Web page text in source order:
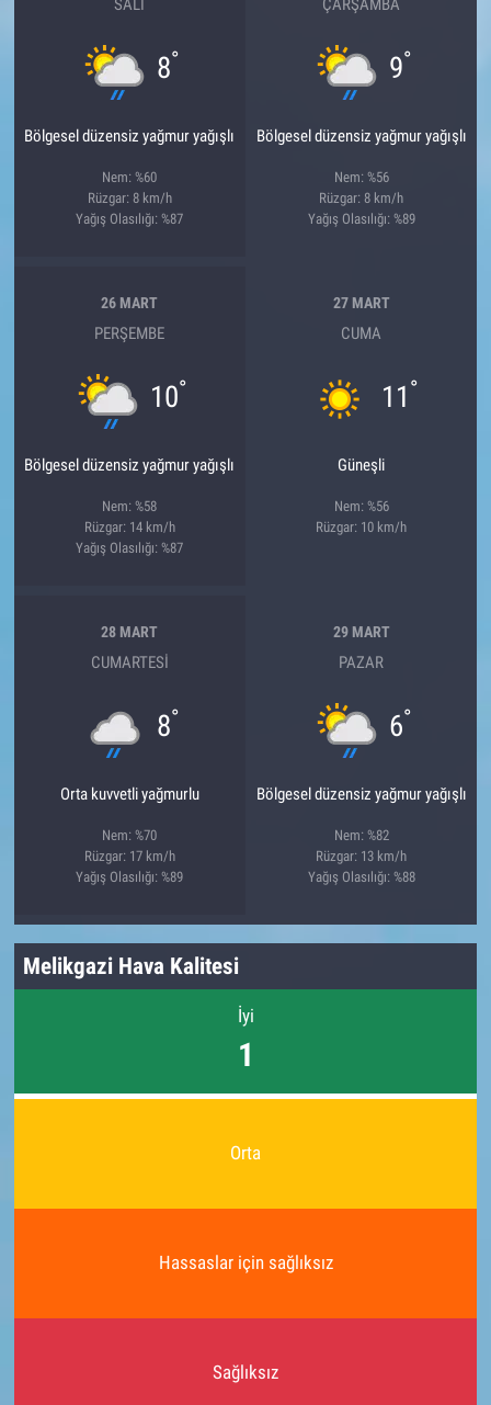
SALI
8°
Bölgesel düzensiz yağmur yağışlı
Nem: %60
Rüzgar: 8 km/h
Yağış Olasılığı: %87
ÇARŞAMBA
9°
Bölgesel düzensiz yağmur yağışlı
Nem: %56
Rüzgar: 8 km/h
Yağış Olasılığı: %89
26 MART
PERŞEMBE
10°
Bölgesel düzensiz yağmur yağışlı
Nem: %58
Rüzgar: 14 km/h
Yağış Olasılığı: %87
27 MART
CUMA
11 °
Güneşli
Nem: %56
Rüzgar: 10 km/h
28 MART
CUMARTESI
8°
Orta kuvvetli yağmurlu
Nem: %70
Rüzgar: 17 km/h
Yağış Olasılığı: %89
29 MART
PAZAR
6°
Bölgesel düzensiz yağmur yağışlı
Nem: %82
Rüzgar: 13 km/h
Yağış Olasılığı: %88
Melikgazi Hava Kalitesi
İyi
1
Orta
Hassaslar için sağlıksız
Sağlıksız